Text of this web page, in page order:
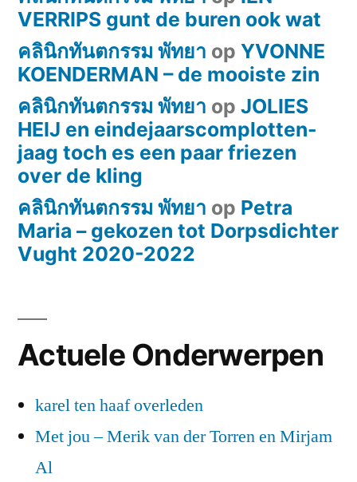
VERRIPS gunt de buren ook wat
คลินิกทันตกรรม พัทยา op YVONNE
KOENDERMAN – de mooiste zin
คลินิกทันตกรรม พัทยา op JOLIES
HEIJ en eindejaarscomplotten-
jaag toch es een paar friezen
over de kling
คลินิกทันตกรรม พัทยา op Petra
Maria – gekozen tot Dorpsdichter
Vught 2020-2022
Actuele Onderwerpen
karel ten haaf overleden
Met jou – Merik van der Torren en Mirjam
Al